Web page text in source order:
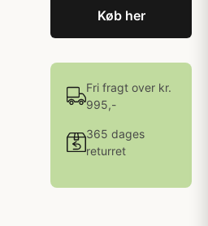
Køb her
Fri fragt over kr.
995,-
365 dages
returret